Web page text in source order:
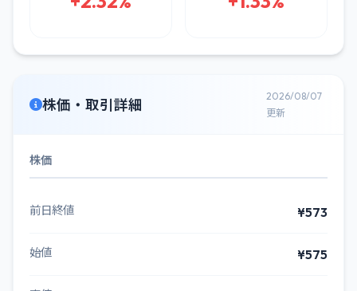
株価・取引詳細
2026/08/07
更新
株価
前日終値 ¥573
始値 ¥575